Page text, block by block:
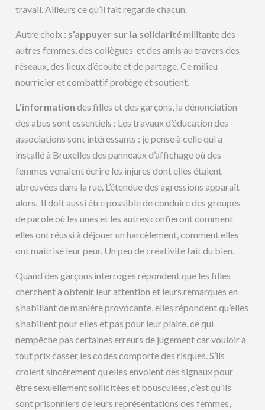
travail. Ailleurs ce qu’il fait regarde chacun.
Autre choix : s’appuyer sur la solidaritémilitante des
autres femmes, des collègues et des amis au travers des
réseaux, des lieux d’écoute et de partage. Ce milieu
nourricier et combattif protège et soutient.
L’information des filles et des garçons, la dénonciation
des abus sont essentiels : Les travaux d’éducation des
associations sont intéressants : je pense à celle qui a
installé à Bruxelles des panneaux d’affichage où des
femmes venaient écrire les injures dont elles étaient
abreuvées dans la rue. L’étendue des agressions apparaît
alors. Il doit aussi être possible de conduire des groupes
de parole où les unes et les autres confieront comment
elles ont réussi à déjouer un harcèlement, comment elles
ont maitrisé leur peur. Un peu de créativité fait du bien.
Quand des garçons interrogés répondent que les filles
cherchent à obtenir leur attention et leurs remarques en
s’habillant de manière provocante, elles répondent qu’elles
s’habillent pour elles et pas pour leur plaire, ce qui
n’empêche pas certaines erreurs de jugement car vouloir à
tout prix casser les codes comporte des risques. S’ils
croient sincèrement qu’elles envoient des signaux pour
être sexuellement sollicitées et bousculées, c’est qu’ils
sont prisonniers de leurs représentations des femmes,